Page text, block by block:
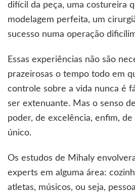
difícil da peça, uma costureira
modelagem perfeita, um
sucesso numa operação
Essas experiências não são
prazeirosas o tempo todo em
controle sobre a vida nunca é
ser extenuante. Mas o senso
poder, de excelência, enfim,
único.
Os estudos de Mihaly
experts em alguma área:
atletas, músicos, ou seja,